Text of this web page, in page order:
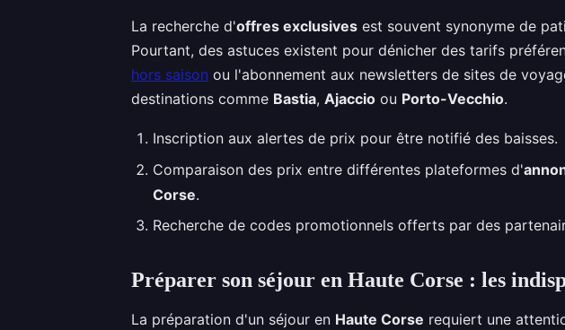
La recherche d'offres exclusives est souvent synonyme de
Pourtant, des astuces existent pour dénicher des tarifs
hors saison ou l'abonnement aux newsletters de sites de
destinations comme Bastia, Ajaccio ou Porto-Vecchio.
Inscription aux alertes de prix pour être notifié des baisses.
Comparaison des prix entre différentes plateformes d'
Corse.
Recherche de codes promotionnels offerts par des
Préparer son séjour en Haute Corse : les
La préparation d'un séjour en Haute Corse requiert une